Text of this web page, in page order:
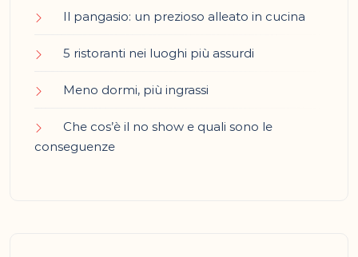
Il pangasio: un prezioso alleato in cucina
5 ristoranti nei luoghi più assurdi
Meno dormi, più ingrassi
Che cos’è il no show e quali sono le
conseguenze